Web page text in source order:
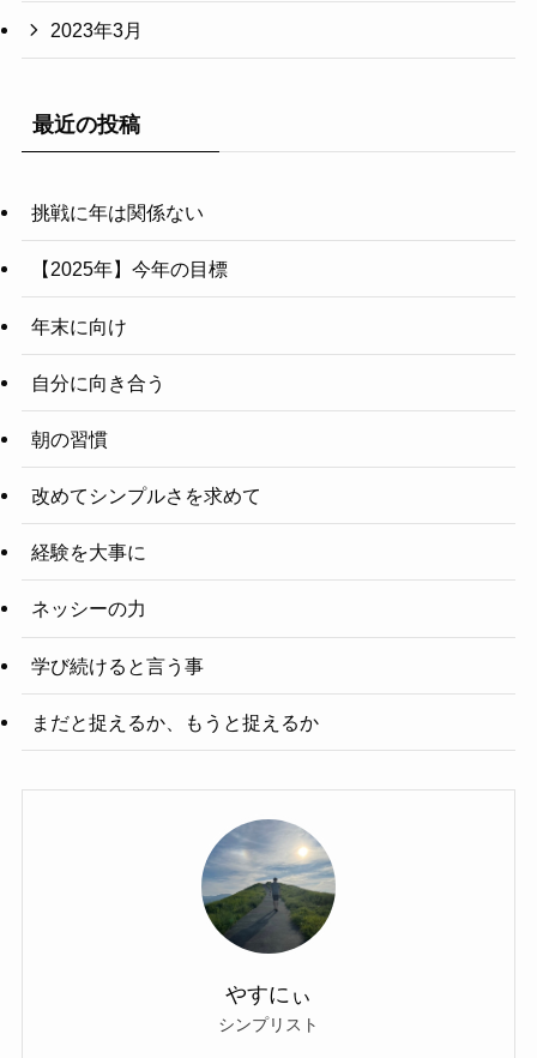
2023年3月
最近の投稿
挑戦に年は関係ない
【2025年】今年の目標
年末に向け
自分に向き合う
朝の習慣
改めてシンプルさを求めて
経験を大事に
ネッシーの力
学び続けると言う事
まだと捉えるか、もうと捉えるか
やすにぃ
シンプリスト